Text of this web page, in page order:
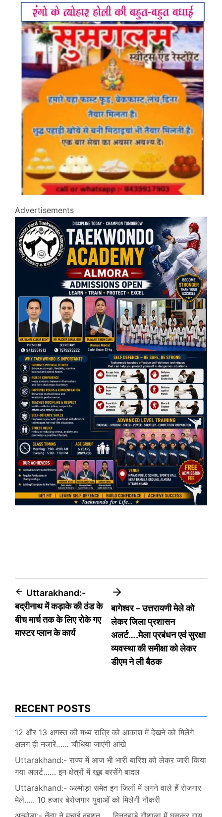
Advertisements
Post
navigation
Uttarakhand:-
बद्रीनाथ में कड़ाके की ठंड के
बीच मार्च तक के लिए रोके गए
मास्टर प्लान के कार्य
बागेश्वर – उत्तरायणी मेले को
लेकर जिला प्रशासन
अलर्ट….मेला प्रबंधन एवं सुरक्षा
व्यवस्था की समीक्षा को लेकर
डीएम ने ली बैठक
RECENT POSTS
12 और 13 अगस्त की मध्य रात्रि को आकाश में देखने को मिलेंगे
अलग ही नजारें…… चौंधिया जाएंगी आंखे
Uttarakhand:- राज्य में आज भी भारी बारिश को लेकर जारी किया
गया अलर्ट…… इन क्षेत्रों में खूब बरसेंगे बादल
Uttarakhand:- अल्मोड़ा समेत इन जिलों में लगने वाले हैं रोजगार
मेले….. 10 हजार बेरोजगार युवाओं को मिलेगी नौकरी